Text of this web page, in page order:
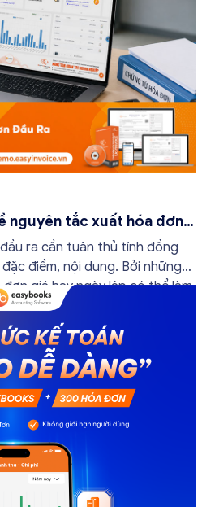
nguyên tắc xuất hóa đơn
ra cần tuân thủ tính đồng
điểm, nội dung. Bởi những
giá hay ngày lập có thể làm
toán thuế của bạn. Kế